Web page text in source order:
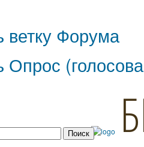
ветку Форума
Опрос